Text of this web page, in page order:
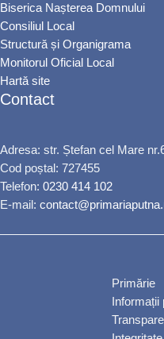
Biserica Nașterea Domnului
Consiliul Local
Structură și Organigrama
Monitorul Oficial Local
Hartă site
Contact
Adresa: str. Ștefan cel Mare
Cod poștal: 727455
Telefon: 0230 414 102
E-mail:
Primărie
Informații